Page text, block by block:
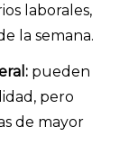
laborales,
la semana.
pueden
pero
de mayor